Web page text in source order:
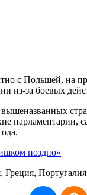
с Польшей, на
из-за боевых
поздно»